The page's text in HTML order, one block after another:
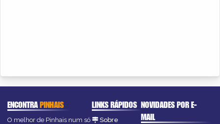
ENCONTRAPINHAIS
O melhor de Pinhais num só
LINKS RÁPIDOS
Sobre
NOVIDADES POR E-
MAIL